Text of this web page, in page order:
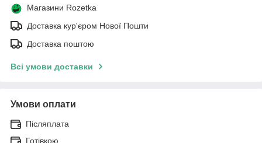
Магазини Rozetka
Доставка кур'єром Нової Пошти
Доставка поштою
Всі умови доставки
Умови оплати
Післяплата
Готівкою